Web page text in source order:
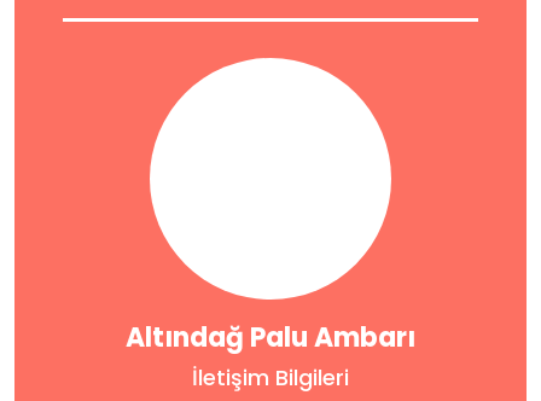
Altındağ Palu Ambarı
İletişim Bilgileri